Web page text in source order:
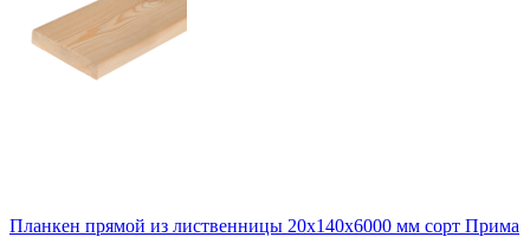
Планкен прямой из лиственницы 20х140х6000 мм сорт Прима